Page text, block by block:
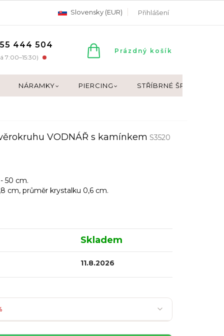
Slovensky (EUR) Přihlášení
444 504
7:00–15:30)
NÁKUPNÍ
Prázdný košík
NÁRAMKY PIERCING STŘÍBRNÉ ŠPERKY
VODNÁŘ s kamínkem S3520
50 cm.
cm, průměr krystalku 0,6 cm.
Skladem
11.8.2026